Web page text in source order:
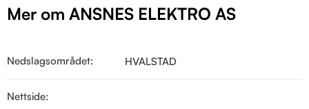
Mer om ANSNES ELEKTRO AS
Nedslagsområdet: HVALSTAD
Nettside: